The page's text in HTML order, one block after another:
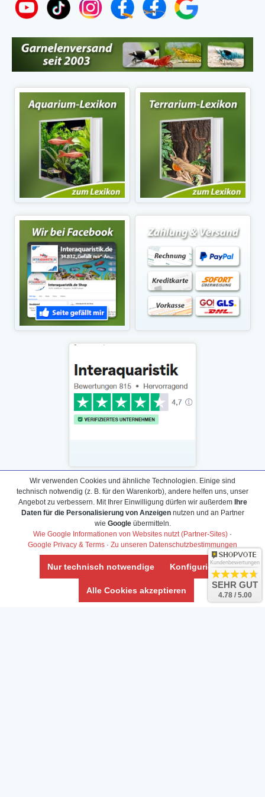
Daten­schutz­erklärung
Widerrufs­recht /Widerrufs­formular
AGB & Info
Impressum
Umwelt und Entsorgung
Vertrag widerrufen
Wir verwenden Cookies und ähnliche Technologien. Einige sind
technisch notwendig (z. B. für den Warenkorb), andere helfen uns, unser
Angebot zu verbessern. Mit Ihrer Einwilligung dürfen wir außerdem Ihre
Daten für die Personalisierung von Anzeigennutzen und an Partner
wie Googleübermitteln.
Wie Google Informationen von Websites nutzt (Partner-Sites) ·
Google Privacy & Terms · Zu unseren Datenschutzbestimmungen
Nur technisch notwendige Konfigurieren
Alle Cookies akzeptieren
Kundenbewertungen
SEHR GUT
4.78 / 5.00